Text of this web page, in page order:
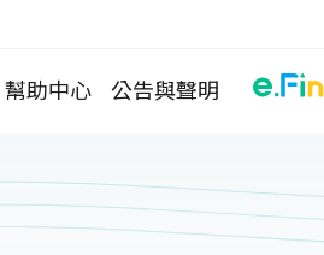
幫助中心 公告與聲明